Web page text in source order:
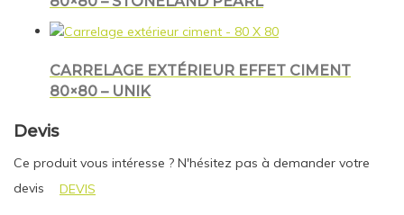
CARRELAGE EXTÉRIEUR EFFET CIMENT
80×80 – UNIK
Devis
Ce produit vous intéresse ? N'hésitez pas à demander votre
devis
DEVIS